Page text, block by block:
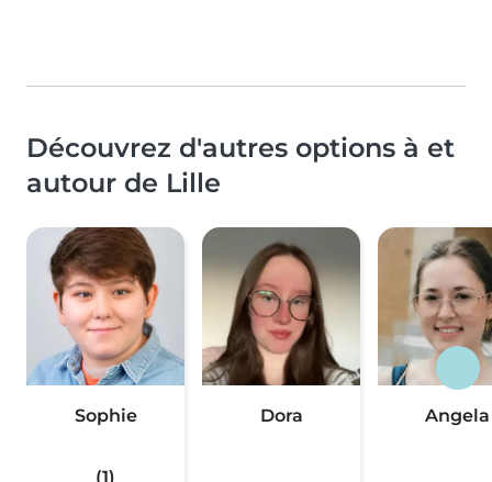
Découvrez d'autres options à et
autour de Lille
Sophie
(1)
Dora Angela